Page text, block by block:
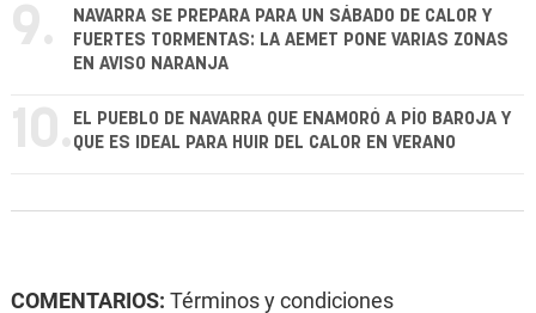
9.
NAVARRA SE PREPARA PARA UN SÁBADO DE CALOR Y
FUERTES TORMENTAS: LA AEMET PONE VARIAS ZONAS
EN AVISO NARANJA
10. EL PUEBLO DE NAVARRA QUE ENAMORÓ A PÍO BAROJA Y
QUE ES IDEAL PARA HUIR DEL CALOR EN VERANO
COMENTARIOS: Términos y condiciones